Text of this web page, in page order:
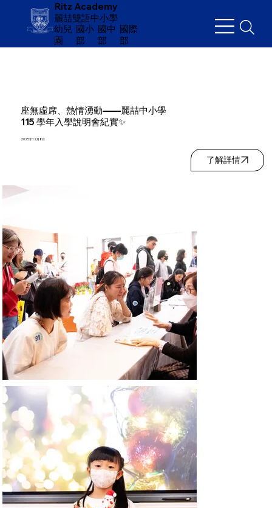
Ritz Academy
麗喆雙語中小學
幼兒
園
​國小
部
國中
部
國際
部
座無虛席、熱情湧動——麗喆中小學
115 學年入學說明會紀實✨
2025年12月8日
了解詳情